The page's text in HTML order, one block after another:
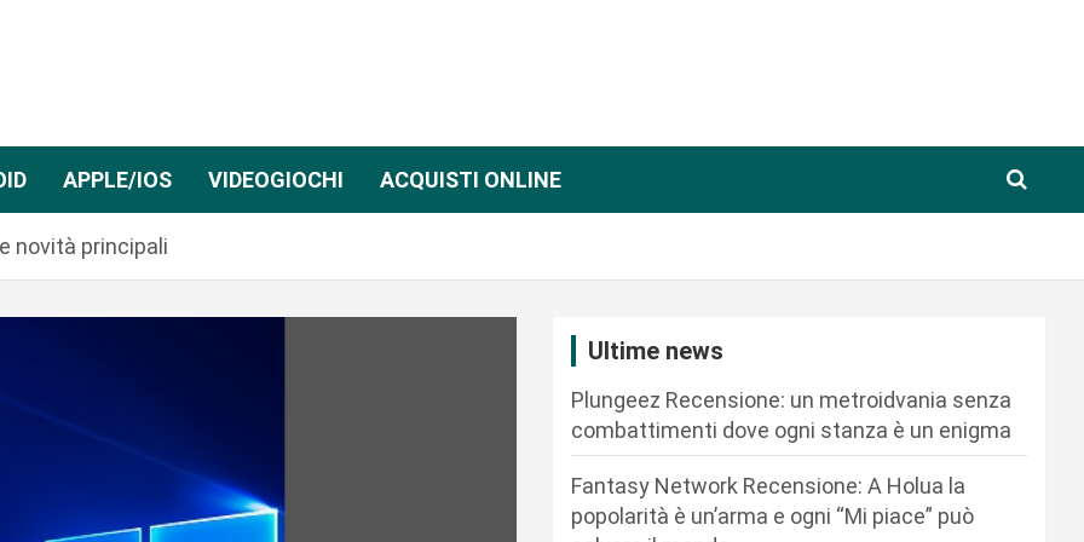
APPLE/IOS VIDEOGIOCHI ACQUISTI ONLINE
novità principali
Ultime news
Plungeez Recensione: un metroidvania senza
combattimenti dove ogni stanza è un enigma
Fantasy Network Recensione: A Holua la
popolarità è un’arma e ogni “Mi piace” può